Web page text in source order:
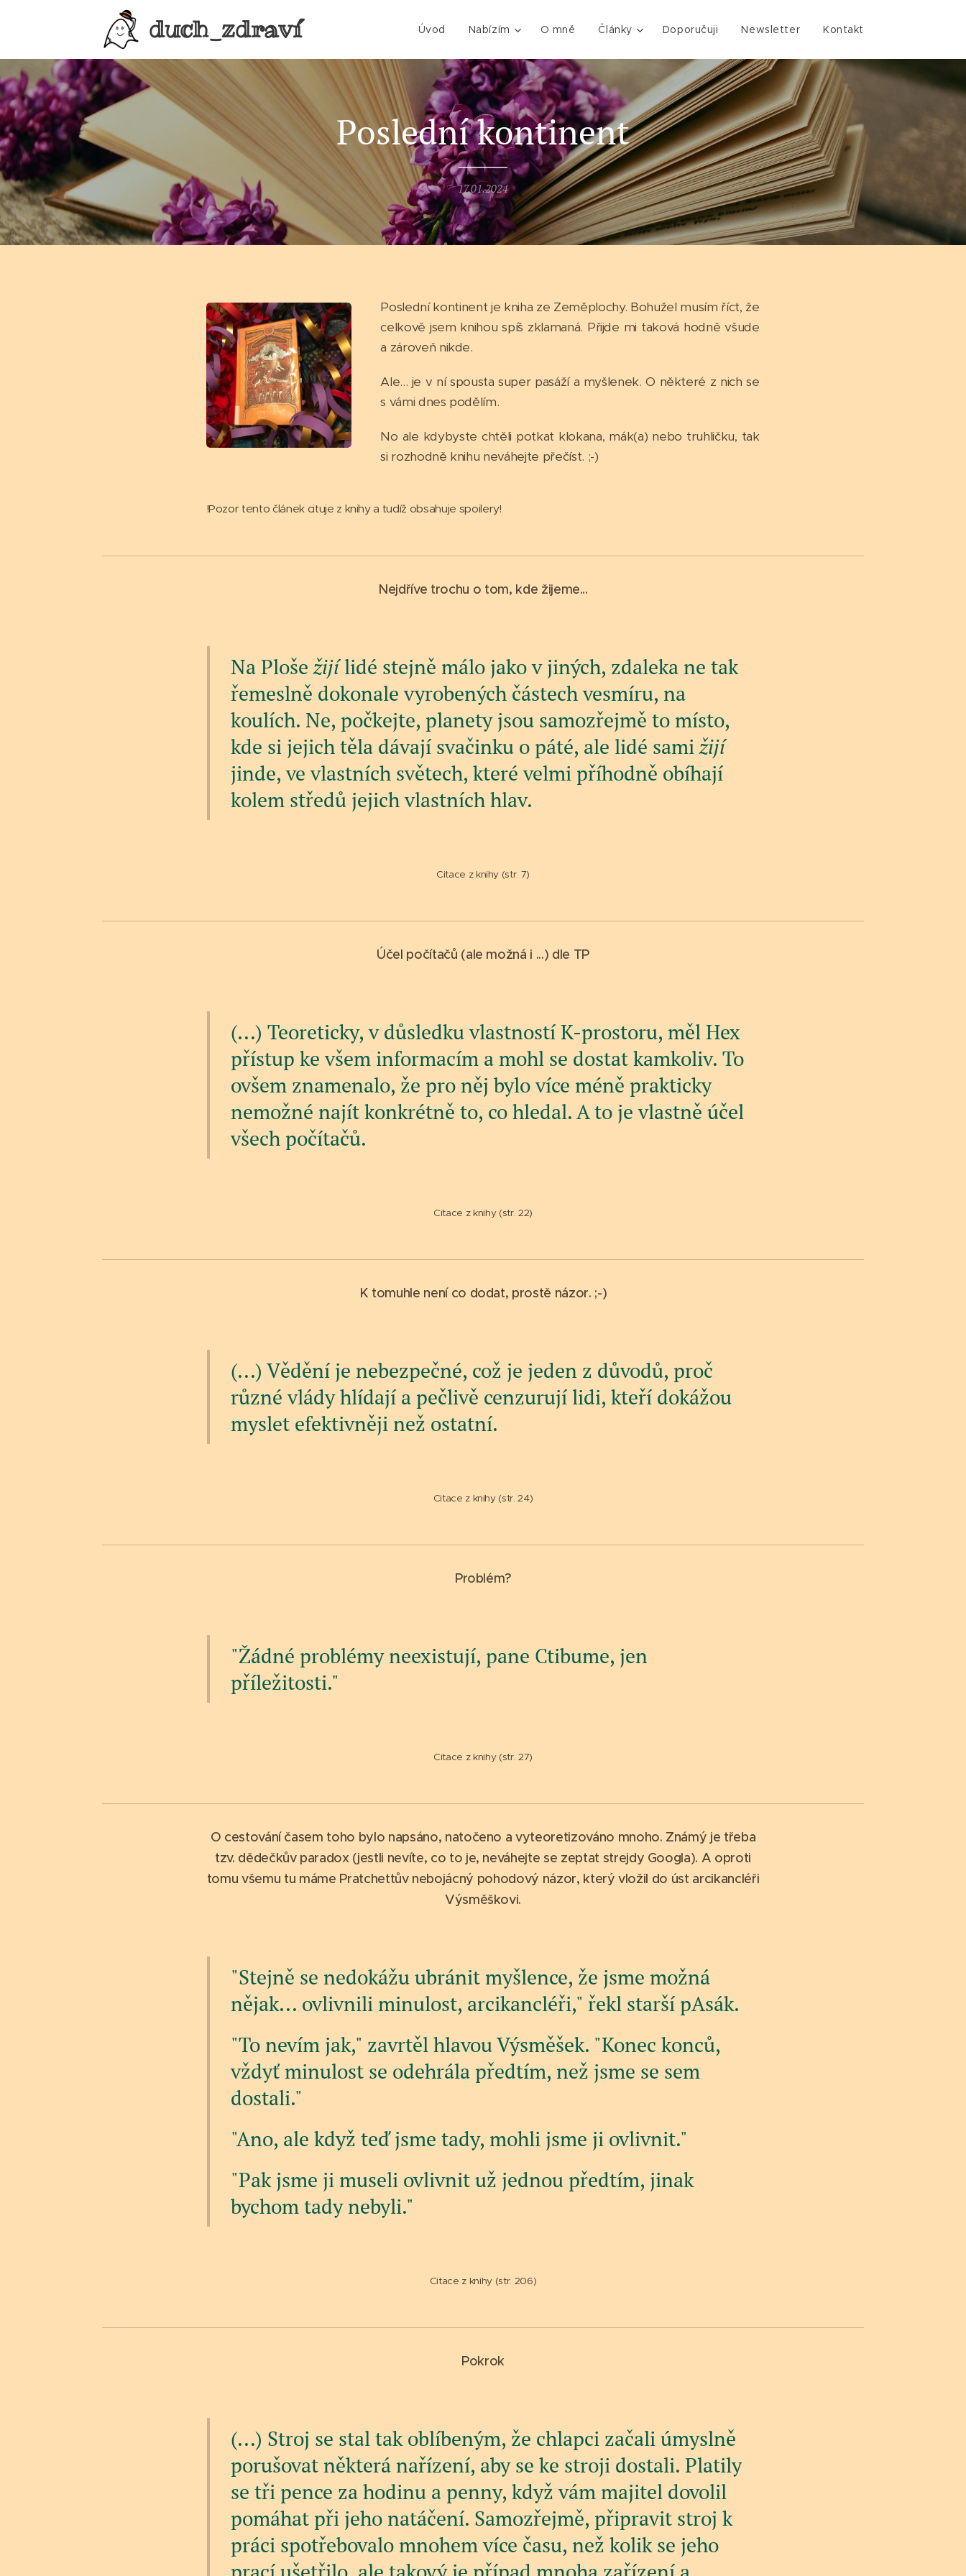
duch_zdraví Úvod Nabízím O mně Články Doporučuji Newsletter Kontakt
Poslední kontinent
17.01.2024
Poslední kontinent je kniha ze Zeměplochy. Bohužel musím říct, že
celkově jsem knihou spíš zklamaná. Přijde mi taková hodně všude
a zároveň nikde.
Ale... je v ní spousta super pasáží a myšlenek. O některé z nich se
s vámi dnes podělím.
No ale kdybyste chtěli potkat klokana, mák(a) nebo truhličku, tak
si rozhodně knihu neváhejte přečíst. ;-)
!Pozor tento článek cituje z knihy a tudíž obsahuje spoilery!
Nejdříve trochu o tom, kde žijeme...
Na Plošežijílidé stejně málo jako v jiných, zdaleka ne tak
řemeslně dokonale vyrobených částech vesmíru, na
koulích. Ne, počkejte, planety jsou samozřejmě to místo,
kde si jejich těla dávají svačinku o páté, ale lidé samižijí
jinde, ve vlastních světech, které velmi příhodně obíhají
kolem středů jejich vlastních hlav.
Citace z knihy (str. 7)
Účel počítačů (ale možná i ...) dle TP
(...) Teoreticky, v důsledku vlastností K-prostoru, měl Hex
přístup ke všem informacím a mohl se dostat kamkoliv. To
ovšem znamenalo, že pro něj bylo více méně prakticky
nemožné najít konkrétně to, co hledal. A to je vlastně účel
všech počítačů.
Citace z knihy (str. 22)
K tomuhle není co dodat, prostě názor. ;-)
(...) Vědění je nebezpečné, což je jeden z důvodů, proč
různé vlády hlídají a pečlivě cenzurují lidi, kteří dokážou
myslet efektivněji než ostatní.
Citace z knihy (str. 24)
Problém?
"Žádné problémy neexistují, pane Ctibume, jen
příležitosti."
Citace z knihy (str. 27)
O cestování časem toho bylo napsáno, natočeno a vyteoretizováno mnoho. Známý je třeba
tzv. dědečkův paradox (jestli nevíte, co to je, neváhejte se zeptat strejdy Googla). A oproti
tomu všemu tu máme Pratchettův nebojácný pohodový názor, který vložil do úst arcikancléři
Výsměškovi.
"Stejně se nedokážu ubránit myšlence, že jsme možná
nějak... ovlivnili minulost, arcikancléři," řekl starší pAsák.
"To nevím jak," zavrtěl hlavou Výsměšek. "Konec konců,
vždyť minulost se odehrála předtím, než jsme se sem
dostali."
"Ano, ale když teď jsme tady, mohli jsme ji ovlivnit."
"Pak jsme ji museli ovlivnit už jednou předtím, jinak
bychom tady nebyli."
Citace z knihy (str. 206)
Pokrok
(...) Stroj se stal tak oblíbeným, že chlapci začali úmyslně
porušovat některá nařízení, aby se ke stroji dostali. Platily
se tři pence za hodinu a penny, když vám majitel dovolil
pomáhat při jeho natáčení. Samozřejmě, připravit stroj k
práci spotřebovalo mnohem více času, než kolik se jeho